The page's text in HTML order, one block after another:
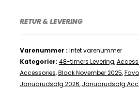
RETUR & LEVERING
Varenummer
Intet varenummer
Kategorier 48-timers Levering,
Accessories,Black November 2025,
Januarudsalg 2026, Januarudsalg